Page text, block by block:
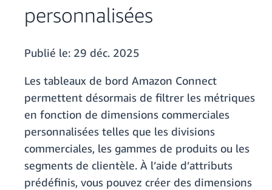
personnalisées
Publié le: 29 déc. 2025
Les tableaux de bord Amazon Connect
permettent désormais de filtrer les métriques
en fonction de dimensions commerciales
personnalisées telles que les divisions
commerciales, les gammes de produits ou les
segments de clientèle. À l’aide d’attributs
prédéfinis, vous pouvez créer des dimensions